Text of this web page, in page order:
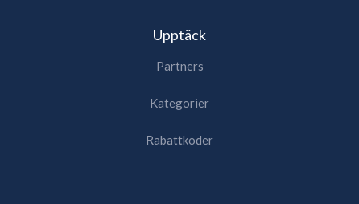
Upptäck
Partners
Kategorier
Rabattkoder